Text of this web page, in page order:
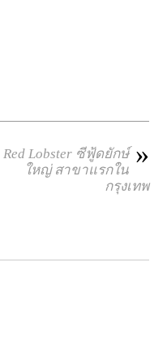
»
Red Lobster ซีฟู้ดยักษ์
ใหญ่ สาขาแรกใน
กรุงเทพ